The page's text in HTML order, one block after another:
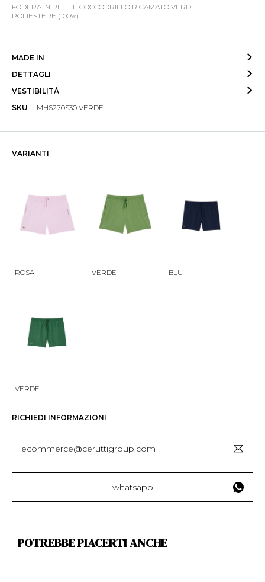
FODERA IN RETE E COCCODRILLO RICAMATO VERDE
POLIESTERE (100%)
MADE IN
DETTAGLI
VESTIBILITÀ
SKU
MH6270S30 VERDE
VARIANTI
ROSA VERDE BLU
VERDE
RICHIEDI INFORMAZIONI
ecommerce@ceruttigroup.com
whatsapp
POTREBBE PIACERTI ANCHE